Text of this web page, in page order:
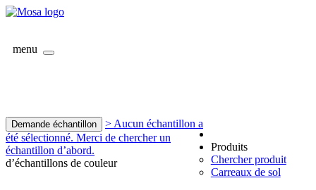
menu
Demande échantillon
> Aucun échantillon a
été sélectionné. Merci de chercher un
échantillon d’abord.
d’échantillons de couleur
Produits
Chercher produit
Carreaux de sol